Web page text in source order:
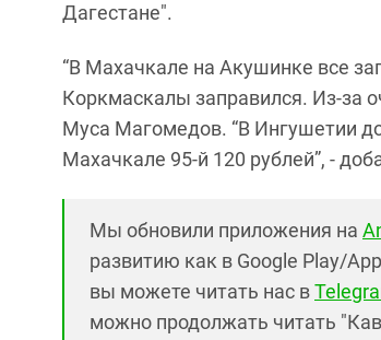
Дагестане".
“В Махачкале на Акушинке все
Коркмаскалы заправился. Из-за
Муса Магомедов. “В Ингушетии
Махачкале 95-й 120 рублей”, -
Мы обновили приложения на
развитию как в Google Play/
вы можете читать нас в
можно продолжать читать